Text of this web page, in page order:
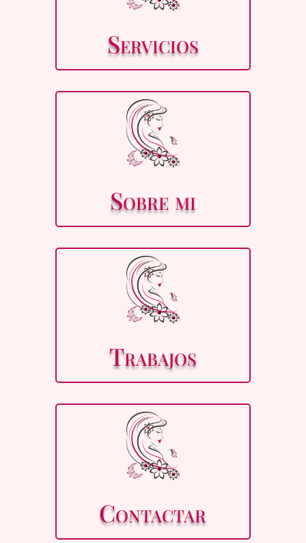
Servicios
Sobre mi
Trabajos
Contactar